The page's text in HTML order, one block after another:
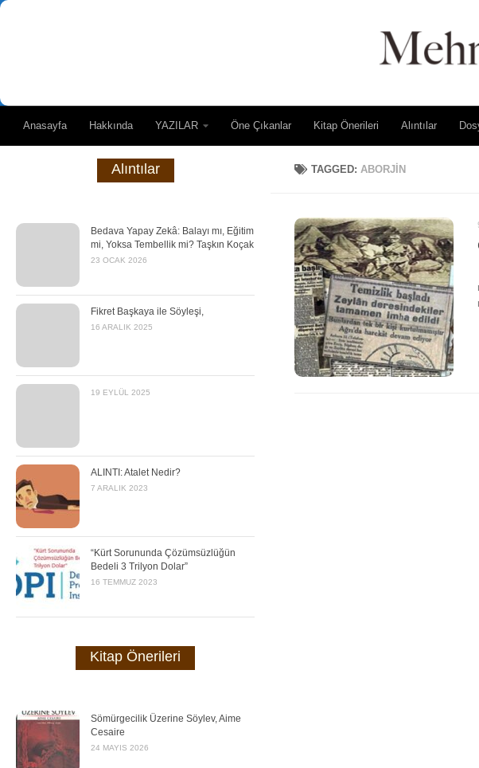
Anasayfa Hakkında YAZILAR Öne Çıkanlar Kitap Önerileri Alıntılar
TAGGED: ABORJIN
Alıntılar
Bedava Yapay Zekâ: Balayı mı, Eğitim
mi, Yoksa Tembellik mi? Taşkın Koçak
23 OCAK 2026
Fikret Başkaya ile Söyleşi,
16 ARALIK 2025
19 EYLÜL 2025
ALINTI: Atalet Nedir?
7 ARALIK 2023
“Kürt Sorununda Çözümsüzlüğün
Bedeli 3 Trilyon Dolar”
16 TEMMUZ 2023
Kitap Önerileri
Sömürgecilik Üzerine Söylev, Aime
Cesaire
24 MAYIS 2026